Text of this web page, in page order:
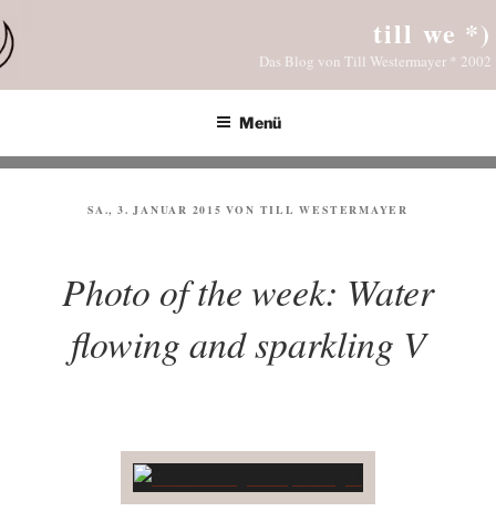
Inhalt
springen
till we *)
Das Blog von Till Westermayer * 2002
Menü
VERÖFFENTLICHT
SA., 3. JANUAR 2015 VON TILL WESTERMAYER
Photo of the week: Water
flowing and sparkling V